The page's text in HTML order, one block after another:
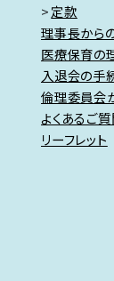
定款
理事長から
医療保育の
入退会の手
倫理委員会
よくあるご
リーフレット